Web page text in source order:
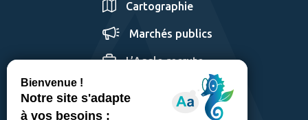
Cartographie
Marchés publics
L’Agglo recrute